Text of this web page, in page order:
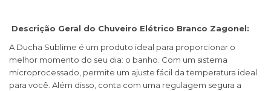
Descrição Geral do Chuveiro Elétrico Branco Zagonel:
A Ducha Sublime é um produto ideal para proporcionar o
melhor momento do seu dia: o banho. Com um sistema
microprocessado, permite um ajuste fácil da temperatura ideal
para você. Além disso, conta com uma regulagem segura a